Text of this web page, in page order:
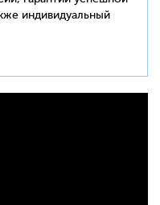
индивидуальный